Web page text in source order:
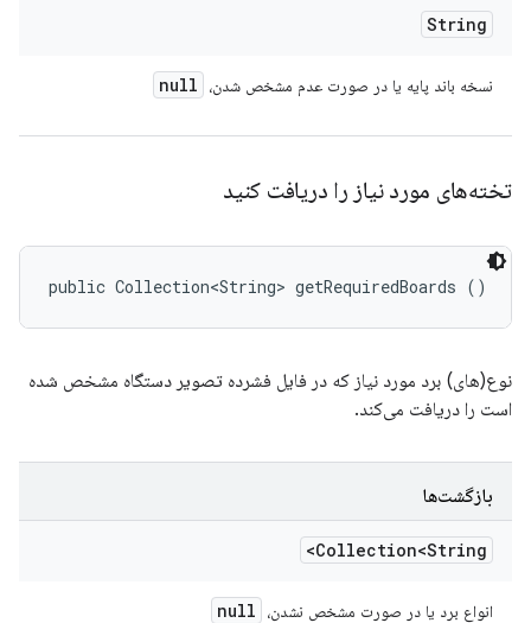
String
نسخه باند پایه یا در صورت عدم مشخص شدن، null
تخته‌های مورد نیاز را دریافت کنید
public Collection<String> getRequiredBoards ()
نوع(های) برد مورد نیاز که در فایل فشرده تصویر دستگاه مشخص شده
است را دریافت می‌کند.
بازگشت‌ها
Collection<String>
انواع برد یا در صورت مشخص نشدن، null